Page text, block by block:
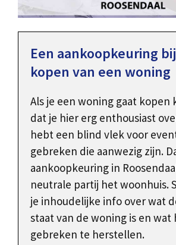
Een aankoopkeuring
kopen van een woning
Als je een woning gaat kopen
dat je hier erg enthousiast
hebt een blind vlek voor
gebreken die aanwezig zijn.
aankoopkeuring in
neutrale partij het woonhuis.
je inhoudelijke info over wat
staat van de woning is en wat
gebreken te herstellen.